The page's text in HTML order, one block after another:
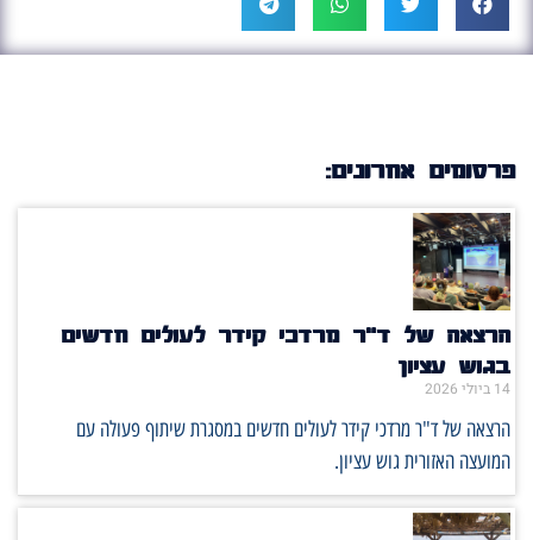
פרסומים אחרונים:
הרצאה של ד"ר מרדכי קידר לעולים חדשים
בגוש עציון
14 ביולי 2026
הרצאה של ד"ר מרדכי קידר לעולים חדשים במסגרת שיתוף פעולה עם
המועצה האזורית גוש עציון.